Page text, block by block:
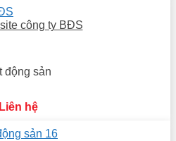
động sản
công ty BĐS
Liên hệ